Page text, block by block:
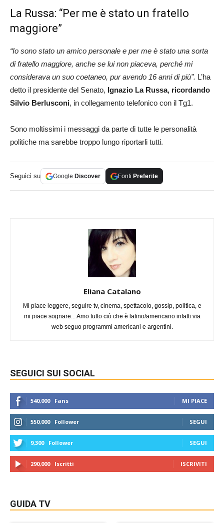
La Russa: “Per me è stato un fratello
maggiore”
“Io sono stato un amico personale e per me è stato una sorta
di fratello maggiore, anche se lui non piaceva, perché mi
considerava un suo coetaneo, pur avendo 16 anni di più”. L’ha
detto il presidente del Senato, Ignazio La Russa, ricordando
Silvio Berlusconi, in collegamento telefonico con il Tg1.
Sono moltissimi i messaggi da parte di tutte le personalità
politiche ma sarebbe troppo lungo riportarli tutti.
Seguici su Google Discover Fonti Preferite
Eliana Catalano
Mi piace leggere, seguire tv, cinema, spettacolo, gossip, politica, e
mi piace sognare... Amo tutto ciò che è latino/americano infatti via
web seguo programmi americani e argentini.
SEGUICI SUI SOCIAL
540,000 Fans MI PIACE
550,000 Follower SEGUI
9,300 Follower SEGUI
290,000 Iscritti ISCRIVITI
GUIDA TV